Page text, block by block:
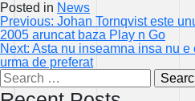
Posted in News
Post
navigation
Previous: Johan Tornqvist este
2005 aruncat baza Play n Go
Next: Asta nu inseamna insa nu
urma de preferat
Search
for: